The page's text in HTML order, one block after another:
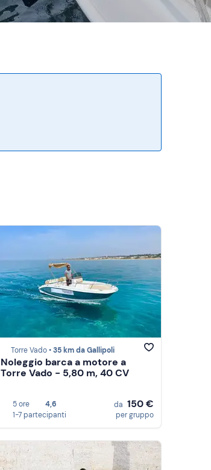
Torre Vado •35 km da Gallipoli
Noleggio barca a motore a
Torre Vado - 5,80 m, 40 CV
5 ore
4,6
1-7 partecipanti
da 150 €
per gruppo